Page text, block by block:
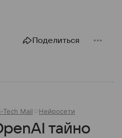
Поделиться
Tech Mail Нейросети
тайно